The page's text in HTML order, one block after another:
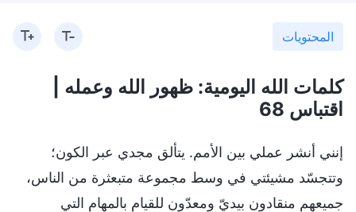
المحتويات
كلمات الله اليومية: ظهور الله وعمله |
اقتباس 68
إنني أنشر عملي بين الأمم. يتألق مجدي عبر الكون؛
وتتجسّد مشيئتي في وسط مجموعة متبعثرة من الناس،
جميعهم منقادون بيديّ ومعدّون للقيام بالمهام التي